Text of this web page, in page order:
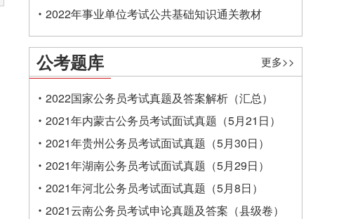
2022年事业单位考试公共基础知识通关教材
公考题库 更多>>
2022国家公务员考试真题及答案解析（汇总）
2021年内蒙古公务员考试面试真题（5月21日）
2021年贵州公务员考试面试真题（5月30日）
2021年湖南公务员考试面试真题（5月29日）
2021年河北公务员考试面试真题（5月8日）
2021云南公务员考试申论真题及答案（县级卷）